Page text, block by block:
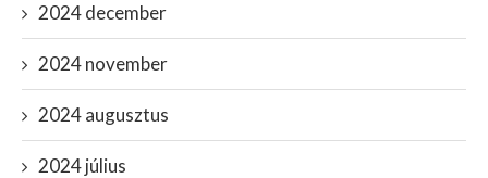
2024 december
2024 november
2024 augusztus
2024 július